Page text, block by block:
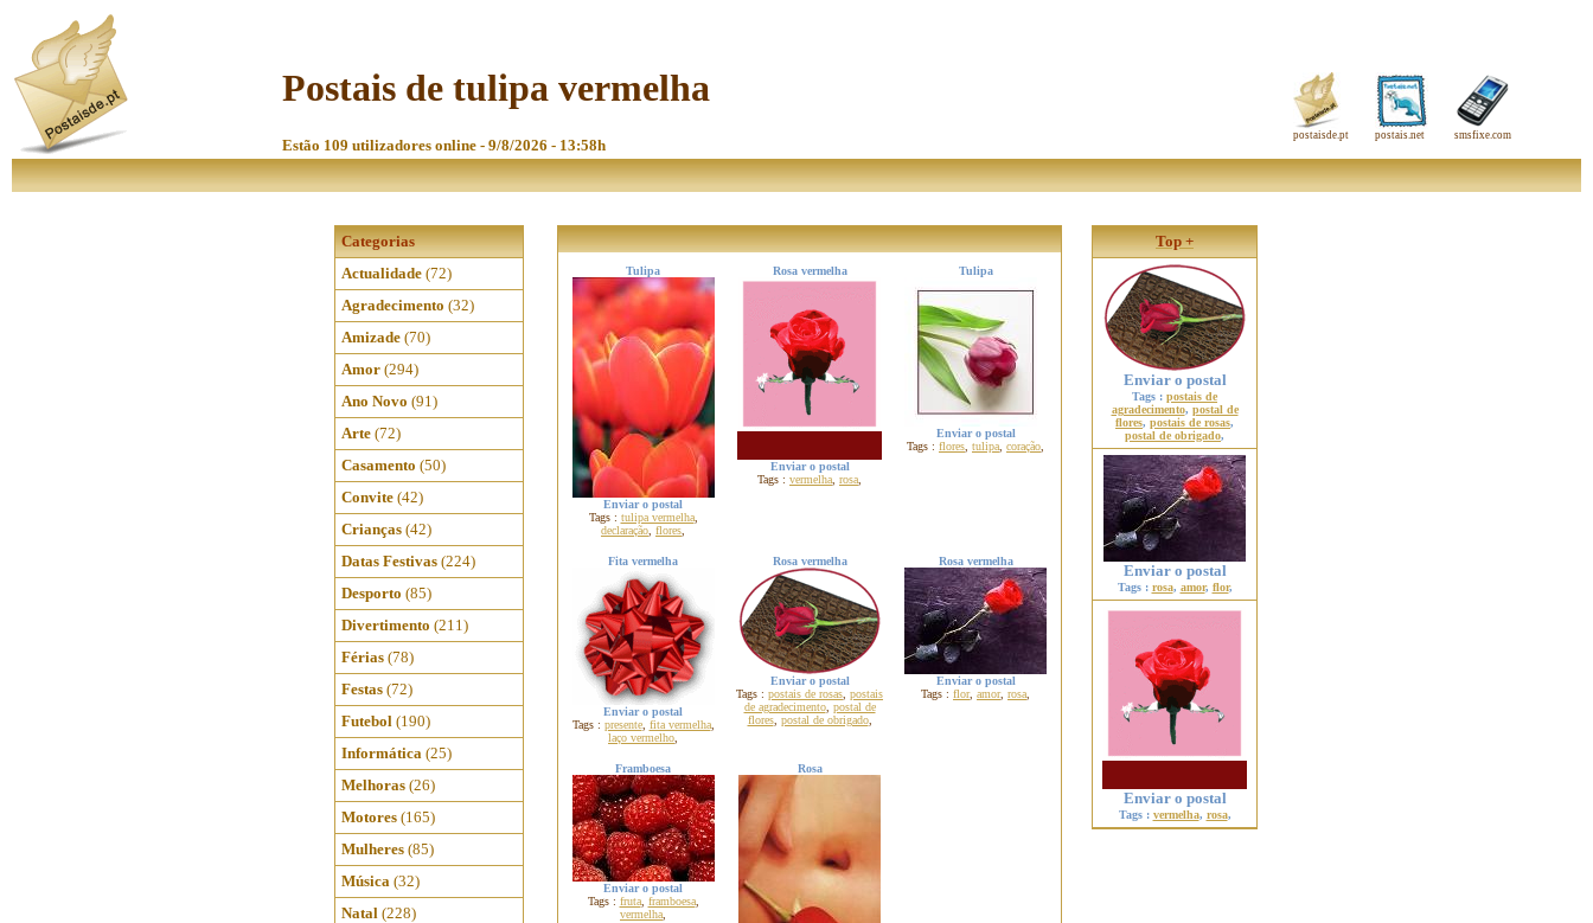
Postais de tulipa vermelha
Estão 109 utilizadores online - 9/8/2026 - 13:58h
postaisde.pt postais.net smsfixe.com
Categorias
Actualidade (72)
Agradecimento (32)
Amizade (70)
Amor (294)
Ano Novo (91)
Arte (72)
Casamento (50)
Convite (42)
Crianças (42)
Datas Festivas (224)
Desporto (85)
Divertimento (211)
Férias (78)
Festas (72)
Futebol (190)
Informática (25)
Melhoras (26)
Motores (165)
Mulheres (85)
Música (32)
Natal (228)
Tulipa
Enviar o postal
Tags : tulipa vermelha,
declaração flores
Rosa vermelha
Enviar o postal
Tags : vermelha rosa
Tulipa
Enviar o postal
Tags : flores tulipa coração
Fita vermelha
Enviar o postal
Tags : presente, fita vermelha,
laço vermelho
Rosa vermelha
Enviar o postal
Tags : postais de rosas postais
de agradecimento, postal de
flores, postal de obrigado,
Rosa vermelha
Enviar o postal
Tags : flor, amor, rosa
Framboesa
Enviar o postal
Tags : fruta, framboesa,
vermelha
Rosa
Top +
Enviar o postal
Tags : postais de
agradecimento, postal de
flores, postais de rosas,
postal de obrigado,
Enviar o postal
Tags : rosa, amor, flor,
Enviar o postal
Tags : vermelha, rosa,